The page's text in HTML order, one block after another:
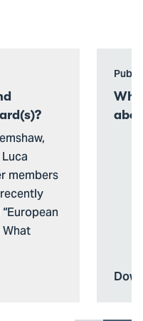
members
Ga
naar
Who